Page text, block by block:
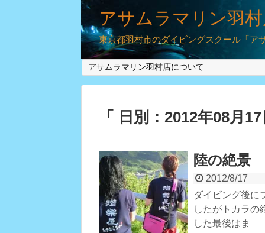
アサムラマリン羽
東京都羽村市のダイビングスクール「ア
アサムラマリン羽村店について
「 日別：2012年08月
陸の絶景
2012/8/17
ダイビング後に
したがトカラの
した最後はま